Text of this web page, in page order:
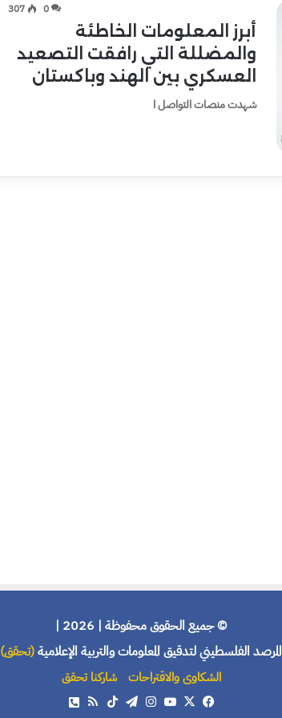
0
307
أبرز المعلومات الخاطئة
والمضللة التي رافقت التصعيد
العسكري بين الهند وباكستان
شهدت منصات التواصل ا
© جميع الحقوق محفوظة | 2026 |
المرصد الفلسطيني لتدقيق المعلومات والتربية الإعلامية(تحقق)
الشكاوى والاقتراحات
شاركنا تحقق
فيسبوك
X يوتيوبانستقرامتيلقرام‫TikTokملخص